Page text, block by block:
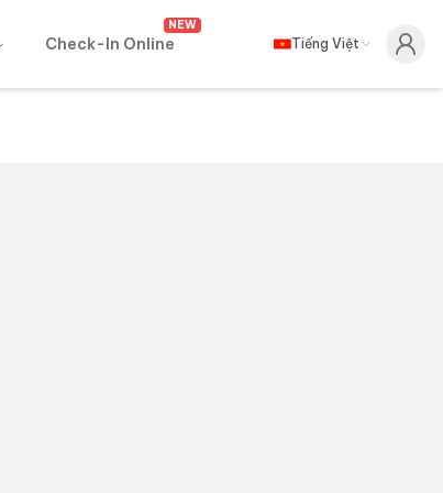
Check-In Online
NEW
Tiếng Việt